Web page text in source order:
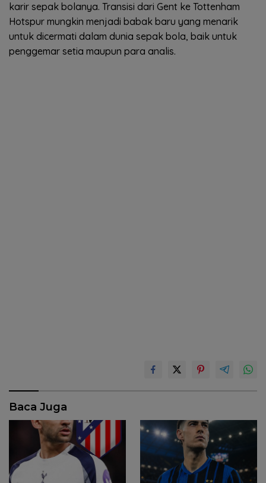
karir sepak bolanya. Transisi dari Gent ke Tottenham
Hotspur mungkin menjadi babak baru yang menarik
untuk dicermati dalam dunia sepak bola, baik untuk
penggemar setia maupun para analis.
Baca Juga